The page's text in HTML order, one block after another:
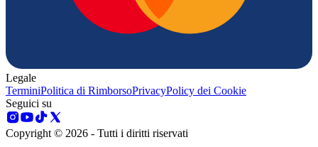
Legale
TerminiPolitica di RimborsoPrivacyPolicy dei Cookie
Seguici su
Copyright © 2026 - Tutti i diritti riservati